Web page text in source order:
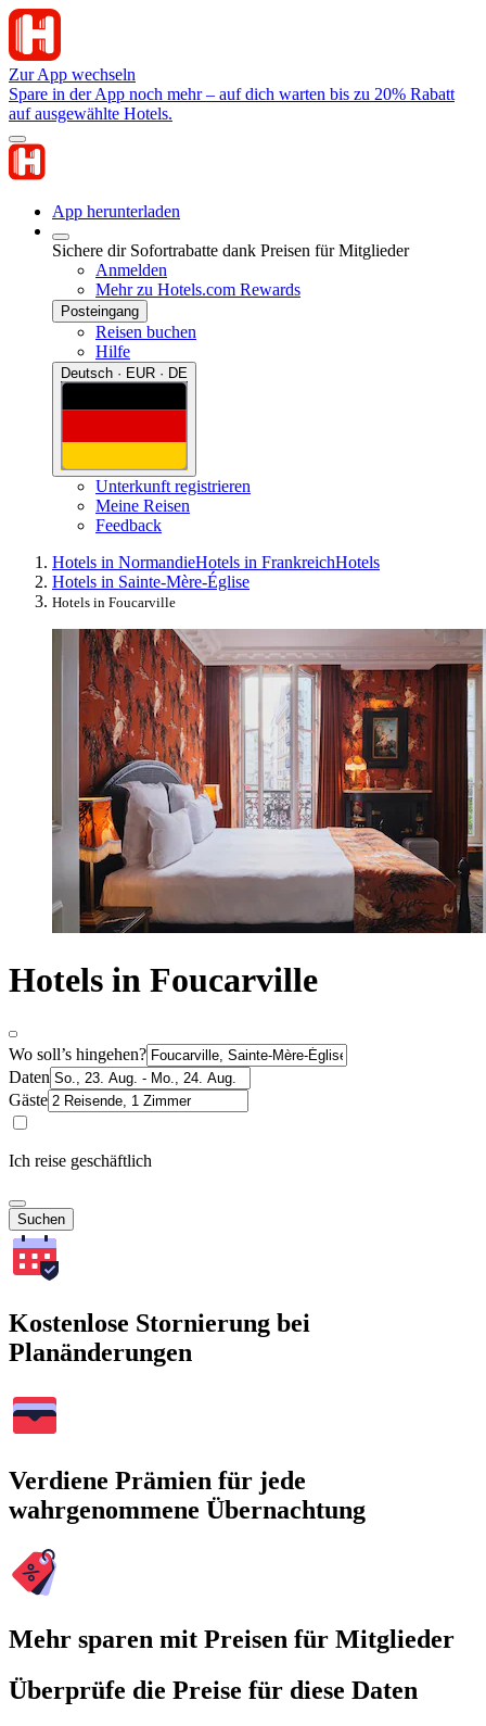
Zur App wechseln
Spare in der App noch mehr – auf dich warten bis zu 20% Rabatt
auf ausgewählte Hotels.
App herunterladen
Sichere dir Sofortrabatte dank Preisen für Mitglieder
Anmelden
Mehr zu Hotels.com Rewards
Posteingang
Reisen buchen
Hilfe
Deutsch · EUR · DE
Unterkunft registrieren
Meine Reisen
Feedback
Hotels in NormandieHotels in FrankreichHotels
Hotels in Sainte-Mère-Église
Hotels in Foucarville
Hotels in Foucarville
Wo soll’s hingehen?
Daten
Gäste
Ich reise geschäftlich
Suchen
Kostenlose Stornierung bei
Planänderungen
Verdiene Prämien für jede
wahrgenommene Übernachtung
Mehr sparen mit Preisen für Mitglieder
Überprüfe die Preise für diese Daten